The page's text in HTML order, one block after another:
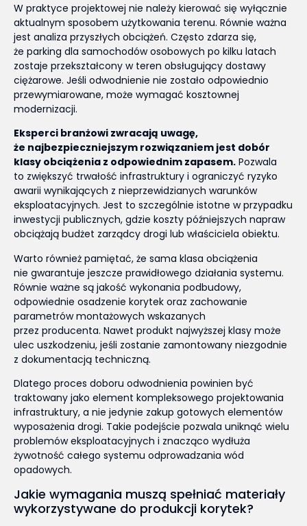
W praktyce projektowej nie należy kierować się wyłącznie
aktualnym sposobem użytkowania terenu. Równie ważna
jest analiza przyszłych obciążeń. Często zdarza się,
że parking dla samochodów osobowych po kilku latach
zostaje przekształcony w teren obsługujący dostawy
ciężarowe. Jeśli odwodnienie nie zostało odpowiednio
przewymiarowane, może wymagać kosztownej
modernizacji.
Eksperci branżowi zwracają uwagę,
że najbezpieczniejszym rozwiązaniem jest dobór
klasy obciążenia z odpowiednim zapasem. Pozwala
to zwiększyć trwałość infrastruktury i ograniczyć ryzyko
awarii wynikających z nieprzewidzianych warunków
eksploatacyjnych. Jest to szczególnie istotne w przypadku
inwestycji publicznych, gdzie koszty późniejszych napraw
obciążają budżet zarządcy drogi lub właściciela obiektu.
Warto również pamiętać, że sama klasa obciążenia
nie gwarantuje jeszcze prawidłowego działania systemu.
Równie ważne są jakość wykonania podbudowy,
odpowiednie osadzenie korytek oraz zachowanie
parametrów montażowych wskazanych
przez producenta. Nawet produkt najwyższej klasy może
ulec uszkodzeniu, jeśli zostanie zamontowany niezgodnie
z dokumentacją techniczną.
Dlatego proces doboru odwodnienia powinien być
traktowany jako element kompleksowego projektowania
infrastruktury, a nie jedynie zakup gotowych elementów
wyposażenia drogi. Takie podejście pozwala uniknąć wielu
problemów eksploatacyjnych i znacząco wydłuża
żywotność całego systemu odprowadzania wód
opadowych.
Jakie wymagania muszą spełniać materiały
wykorzystywane do produkcji korytek?